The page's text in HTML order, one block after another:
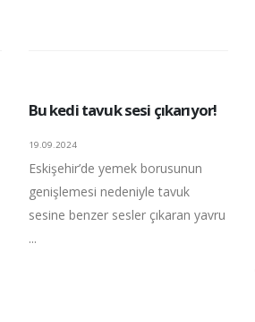
Bu kedi tavuk sesi çıkarıyor!
19.09.2024
Eskişehir’de yemek borusunun
genişlemesi nedeniyle tavuk
sesine benzer sesler çıkaran yavru
...